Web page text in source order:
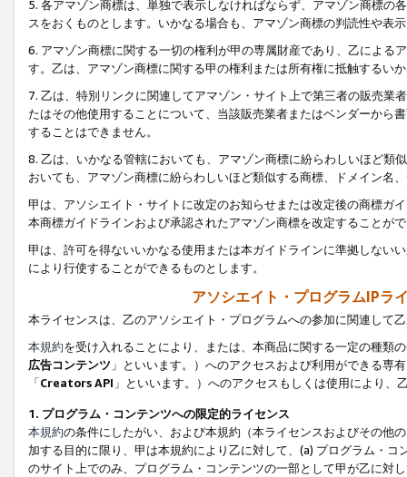
5. 各アマゾン商標は、単独で表示しなければならず、アマゾン商標
スをおくものとします。いかなる場合も、アマゾン商標の判読性や表
6. アマゾン商標に関する一切の権利が甲の専属財産であり、乙による
す。乙は、アマゾン商標に関する甲の権利または所有権に抵触するい
7. 乙は、特別リンクに関連してアマゾン・サイト上で第三者の販売
たはその他使用することについて、当該販売業者またはベンダーから
することはできません。
8. 乙は、いかなる管轄においても、アマゾン商標に紛らわしいほど類
おいても、アマゾン商標に紛らわしいほど類似する商標、ドメイン名
甲は、アソシエイト・サイトに改定のお知らせまたは改定後の商標ガ
本商標ガイドラインおよび承認されたアマゾン商標を改定することが
甲は、許可を得ないいかなる使用または本ガイドラインに準拠しない
により行使することができるものとします。
アソシエイト・プログラムIPラ
本ライセンスは、乙のアソシエイト・プログラムへの参加に関連して
本規約を受け入れることにより、または、本商品に関する一定の種類
広告コンテンツ 」といいます。）へのアクセスおよび利用ができる専
「Creators API 」といいます。）へのアクセスもしくは使用により
1. プログラム・コンテンツへの限定的ライセンス
本規約の条件にしたがい、および本規約（本ライセンスおよびその他
加する目的に限り、甲は本規約により乙に対して、(a) プログラム・
のサイト上でのみ、プログラム・コンテンツの一部として甲が乙に対